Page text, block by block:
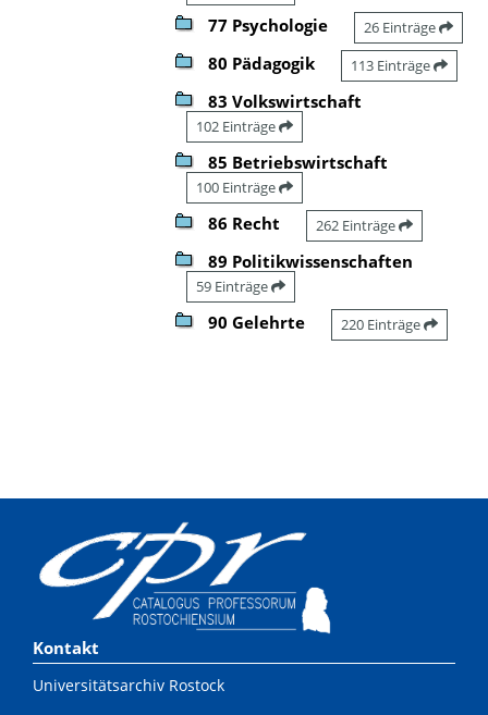
77 Psychologie 26 Einträge
80 Pädagogik 113 Einträge
83 Volkswirtschaft
102 Einträge
85 Betriebswirtschaft
100 Einträge
86 Recht 262 Einträge
89 Politikwissenschaften
59 Einträge
90 Gelehrte 220 Einträge
Kontakt
Universitätsarchiv Rostock